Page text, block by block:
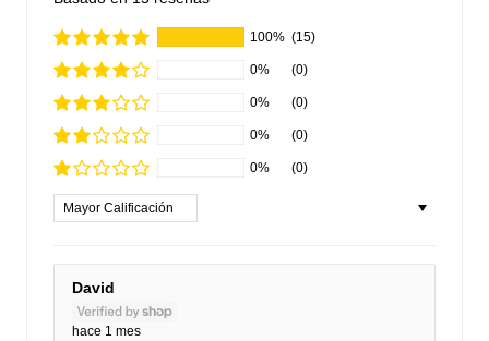
100% (15)
0% (0)
0% (0)
0% (0)
0% (0)
Sort by
David
hace 1 mes